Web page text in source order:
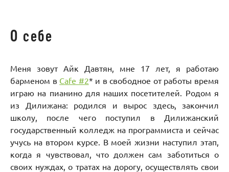
О себе
Меня зовут Айк Давтян, мне 17 лет, я работаю
барменом в Cafe #2* и в свободное от работы время
играю на пианино для наших посетителей. Родом я
из Дилижана: родился и вырос здесь, закончил
школу, после чего поступил в Дилижанский
государственный колледж на программиста и сейчас
учусь на втором курсе. В моей жизни наступил этап,
когда я чувствовал, что должен сам заботиться о
своих нуждах, о тратах на дорогу, осуществлять свои